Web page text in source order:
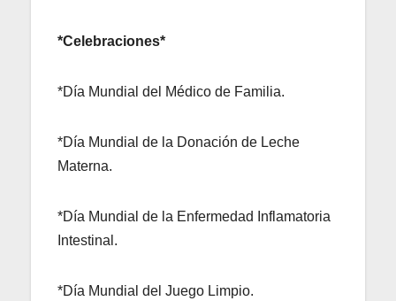
*Celebraciones*
*Día Mundial del Médico de Familia.
*Día Mundial de la Donación de Leche
Materna.
*Día Mundial de la Enfermedad Inflamatoria
Intestinal.
*Día Mundial del Juego Limpio.